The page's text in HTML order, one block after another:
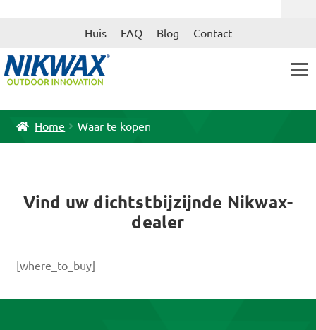
Ga
door
Ga
naar
Huis FAQ Blog Contact
Home Waar te kopen
Vind uw dichtstbijzijnde Nikwax-
dealer
[where_to_buy]